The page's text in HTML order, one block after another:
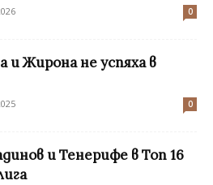
0
и Жирона не успяха в
0
и Тенерифе в Топ 16